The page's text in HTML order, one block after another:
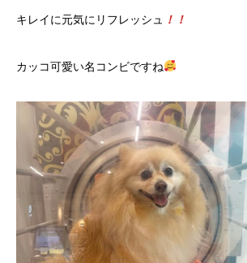
キレイに元気にリフレッシュ ！！
カッコ可愛い名コンビですね